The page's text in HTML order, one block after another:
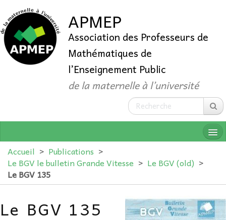
APMEP
Association des Professeurs de
Mathématiques de
l’Enseignement Public
de la maternelle à l’université
QUI SOMMES-NOUS ?
ADHÉRER
Accueil > Publications >
Le BGV le bulletin Grande Vitesse > Le BGV (old) >
Le BGV 135
Le BGV 135